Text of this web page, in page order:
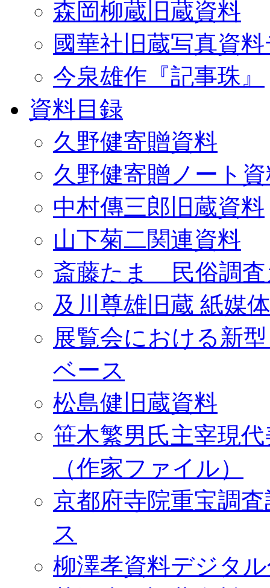
森岡柳蔵旧蔵資料
國華社旧蔵写真資
今泉雄作『記事珠』
資料目録
久野健寄贈資料
久野健寄贈ノート
中村傳三郎旧蔵資料
山下菊二関連資料
斎藤たま 民俗調査
及川尊雄旧蔵 紙媒
展覧会における新
ベース
松島健旧蔵資料
笹木繁男氏主宰現
（作家ファイル）
京都府寺院重宝調
ス
柳澤孝資料デジタ